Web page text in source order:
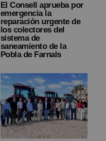
El Consell aprueba por
emergencia la
reparación urgente de
los colectores del
sistema de
saneamiento de la
Pobla de Farnals